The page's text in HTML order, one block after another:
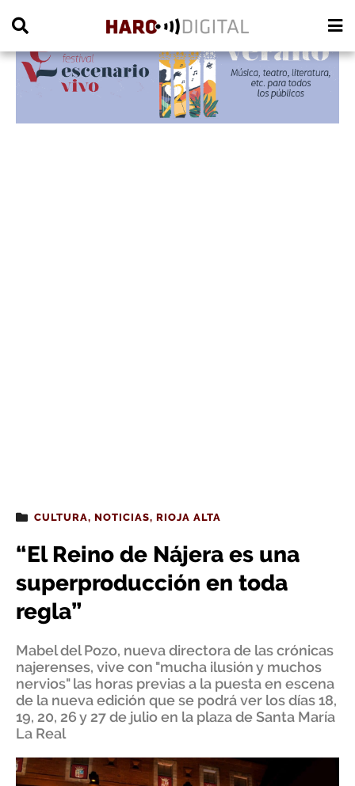
CULTURA, NOTICIAS, RIOJA ALTA
“El Reino de Nájera es una
superproducción en toda
regla”
Mabel del Pozo, nueva directora de las crónicas
najerenses, vive con "mucha ilusión y muchos
nervios" las horas previas a la puesta en escena
de la nueva edición que se podrá ver los días 18,
19, 20, 26 y 27 de julio en la plaza de Santa María
La Real